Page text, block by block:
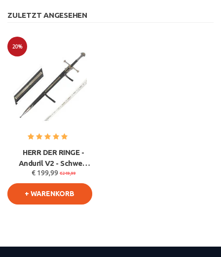
ZULETZT ANGESEHEN
20%
HERR DER RINGE -
Anduril V2 - Schwert
von Aragorn mit Delux
Schei
€ 199,99 €249,99
+ WARENKORB